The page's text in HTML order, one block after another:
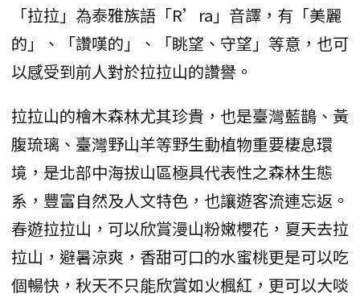
「拉拉」為泰雅族語「R’ra」音譯，有「美麗
的」、「讚嘆的」、「眺望、守望」等意，也可
以感受到前人對於拉拉山的讚譽。
拉拉山的檜木森林尤其珍貴，也是臺灣藍鵲、黃
腹琉璃、臺灣野山羊等野生動植物重要棲息環
境，是北部中海拔山區極具代表性之森林生態
系，豐富自然及人文特色，也讓遊客流連忘返。
春遊拉拉山，可以欣賞漫山粉嫩櫻花，夏天去拉
拉山，避暑涼爽，香甜可口的水蜜桃更是可以吃
個暢快，秋天不只能欣賞如火楓紅，更可以大啖